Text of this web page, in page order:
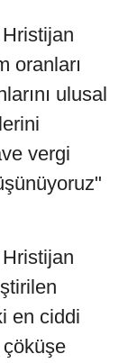
oranları
ulusal
vergi
en ciddi